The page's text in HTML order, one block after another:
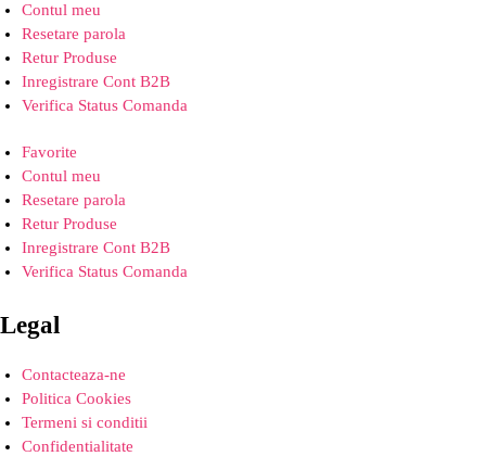
Contul meu
Resetare parola
Retur Produse
Inregistrare Cont B2B
Verifica Status Comanda
Favorite
Contul meu
Resetare parola
Retur Produse
Inregistrare Cont B2B
Verifica Status Comanda
Legal
Contacteaza-ne
Politica Cookies
Termeni si conditii
Confidentialitate